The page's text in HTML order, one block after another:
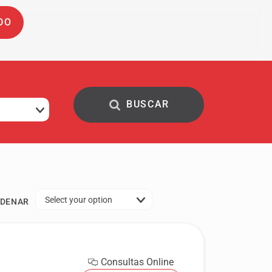
Select your option
Consultas Online